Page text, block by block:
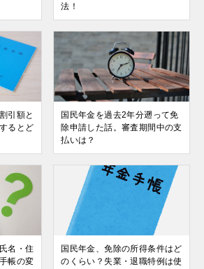
法！
引額と
るとど
国民年金を過去2年分遡って免
除申請した話。審査期間中の支
払いは？
名・住
帳の変
国民年金、免除の所得条件はど
のくらい？失業・退職特例は使